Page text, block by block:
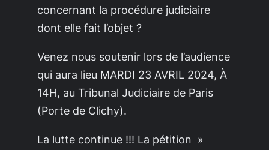
concernant la procédure judiciaire
dont elle fait l’objet ?
Venez nous soutenir lors de l’audience
qui aura lieu MARDI 23 AVRIL 2024, À
14H, au Tribunal Judiciaire de Paris
(Porte de Clichy).
La lutte continue !!! La pétition »